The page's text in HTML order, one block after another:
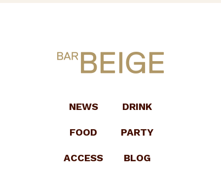
NEWS DRINK
FOOD PARTY
ACCESS BLOG